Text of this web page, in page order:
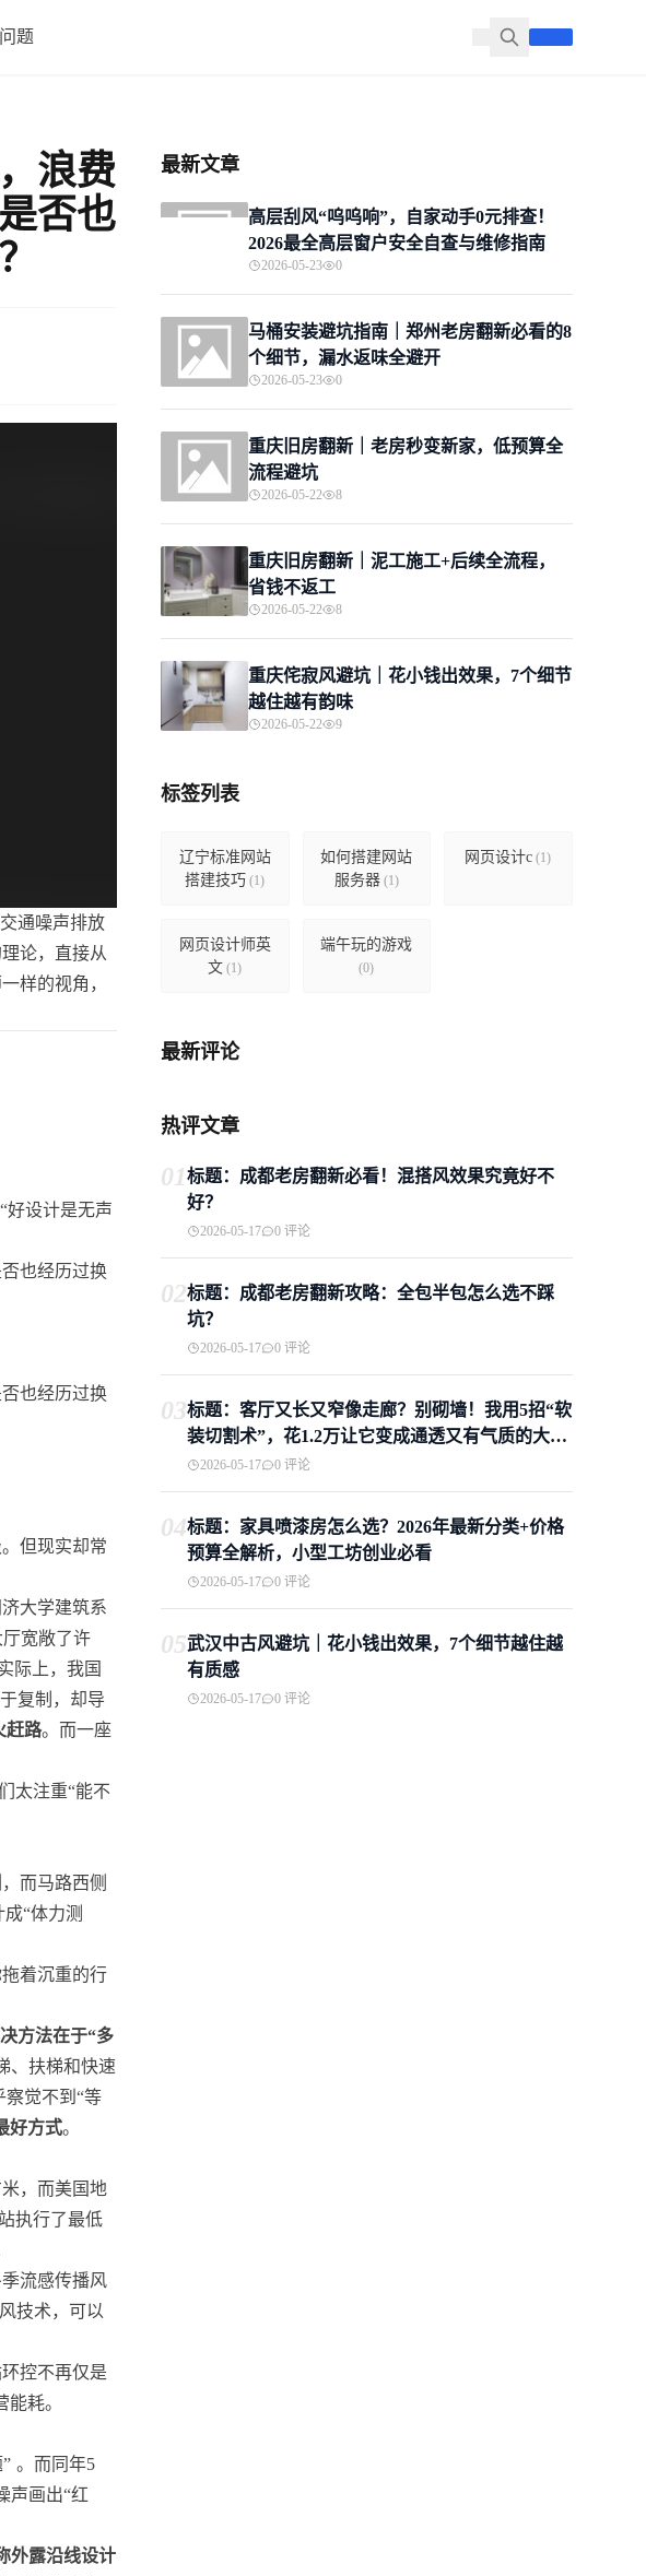
题
浪费
否也
通噪声排放
论，直接从
样的视角，
好设计是无声
但现实却常
大学建筑系
宽敞了许
际上，我国
复制，却导
赶路。而一座
太注重“能不
而马路西侧
“体力测
着沉重的行
方法在于“多
、扶梯和快速
觉不到“等
好方式。
，而美国地
执行了最低
流感传播风
技术，可以
控不再仅是
耗。
。而同年5
声画出“红
外露沿线设计
最新文章
高层刮风“呜呜响”，自家动手0元排查！
2026最全高层窗户安全自查与维修指南
2026-05-23 0
马桶安装避坑指南｜郑州老房翻新必看的8
个细节，漏水返味全避开
2026-05-23 0
重庆旧房翻新｜老房秒变新家，低预算全
流程避坑
2026-05-22 8
重庆旧房翻新｜泥工施工+后续全流程，
省钱不返工
2026-05-22 8
重庆侘寂风避坑｜花小钱出效果，7个细节
越住越有韵味
2026-05-22 9
标签列表
辽宁标准网站
搭建技巧 (1)
如何搭建网站
服务器(1)
网页设计c (1)
网页设计师英
文 (1)
端午玩的游戏
(0)
最新评论
热评文章
01标题：成都老房翻新必看！混搭风效果究竟好不
好？
2026-05-17 0 评论
02标题：成都老房翻新攻略：全包半包怎么选不踩
坑？
2026-05-17 0 评论
03标题：客厅又长又窄像走廊？别砌墙！我用5招“软
装切割术”，花1.2万让它变成通透又有气质的大横
厅2026-05-17 0 评论
04标题：家具喷漆房怎么选？2026年最新分类+价格
预算全解析，小型工坊创业必看
2026-05-17 0 评论
05武汉中古风避坑｜花小钱出效果，7个细节越住越
有质感
2026-05-17 0 评论